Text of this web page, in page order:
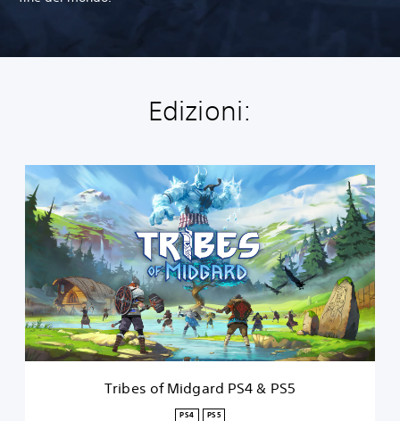
Edizioni:
T
i
f
M
i
d
g
Tribes of Midgard PS4 & PS5
PS4 PS5